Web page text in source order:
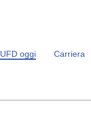
UFD oggi Carriera